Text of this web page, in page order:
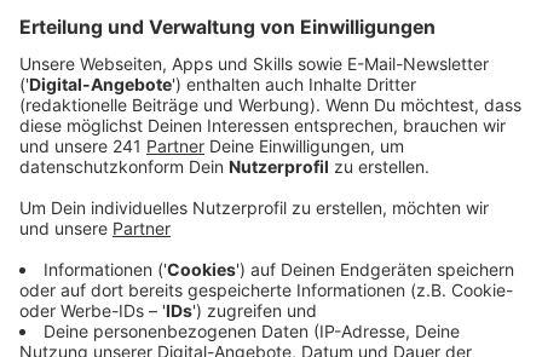
Veröffentlicht:Donnerstag, 02.07.2026 12:49
Anzeige
zubereitet – neu am Bahnhof
Es ist eher ein kleines Bistro mit einer Außenterrasse,